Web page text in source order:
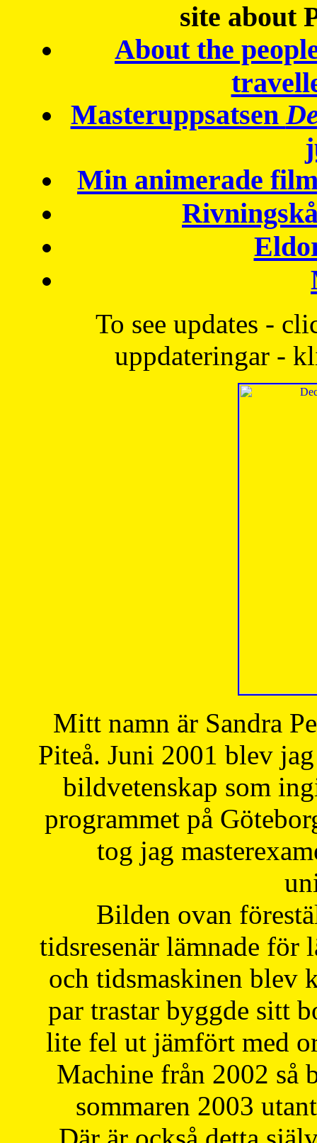
site about
About the
Masteruppsatsen
Min animerade
To see updates -
uppdateringar -
Mitt namn är Sandra
Piteå. Juni 2001 blev
bildvetenskap som
programmet på
tog jag
Bilden ovan
tidsresenär lämnade för
och tidsmaskinen blev
par trastar byggde sitt
lite fel ut jämfört med
Machine från 2002 så
sommaren 2003